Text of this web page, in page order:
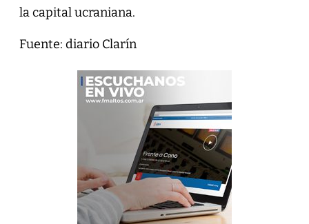
la capital ucraniana.
Fuente: diario Clarín